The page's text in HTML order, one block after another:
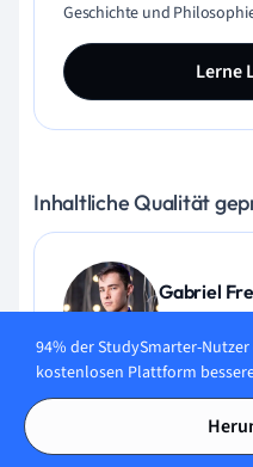
Geschichte und
Lerne
Inhaltliche Qualität
Gabriel
Gabriel Freitas ist AI
generativer KI,
94% der StudySmarter-
kostenlosen Plattform